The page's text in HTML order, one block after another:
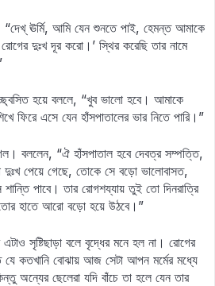
“দেখ্‌ ঊর্মি, আমি যেন শুনতে পাই, হেমন্ত আমাকে
দুঃখ দূর করো।’ স্থির করেছি তার নামে
হয়ে বললে, “খুব ভালো হবে। আমাকে
ফিরে এসে যেন হাঁসপাতালের ভার নিতে পারি।”
বললেন, “ঐ হাঁসপাতাল হবে দেবত্র সম্পত্তি,
পেয়ে গেছে, তোকে সে বড়ো ভালোবাসত,
পাবে। তার রোগশয্যায় তুই তো দিনরাত্রি
হাতে আরো বড়ো হয়ে উঠবে।”
সৃষ্টিছাড়া বলে বৃদ্ধের মনে হল না। রোগের
যে কতখানি বোঝায় আজ সেটা আপন মর্মের মধ্যে
অন্যের ছেলেরা যদি বাঁচে তা হলে যেন তার